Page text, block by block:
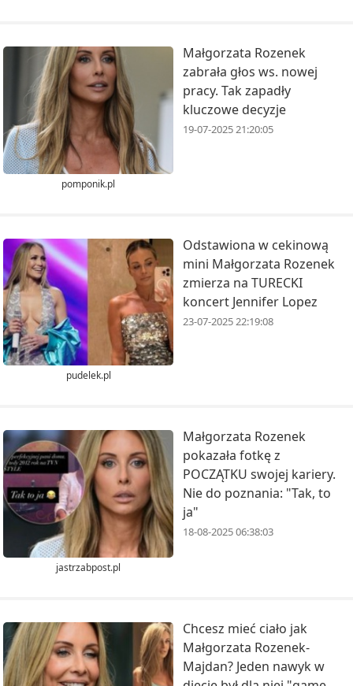
pomponik.pl
Małgorzata Rozenek
zabrała głos ws. nowej
pracy. Tak zapadły
kluczowe decyzje
19-07-2025 21:20:05
pudelek.pl
Odstawiona w cekinową
mini Małgorzata Rozenek
zmierza na TURECKI
koncert Jennifer Lopez
23-07-2025 22:19:08
jastrzabpost.pl
Małgorzata Rozenek
pokazała fotkę z
POCZĄTKU swojej kariery.
Nie do poznania: "Tak, to
ja"
18-08-2025 06:38:03
Chcesz mieć ciało jak
Małgorzata Rozenek-
Majdan? Jeden nawyk w